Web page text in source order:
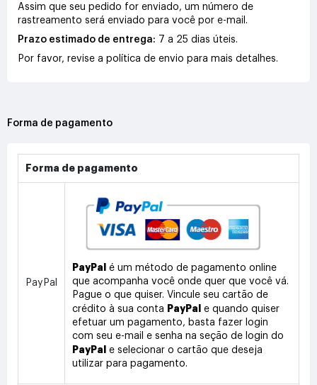
Assim que seu pedido for enviado, um número de
rastreamento será enviado para você por e-mail.
Prazo estimado de entrega: 7 a 25 dias úteis.
Por favor, revise a política de envio para mais detalhes.
Forma de pagamento
Forma de pagamento
PayPal
PayPal
é um método de pagamento online
que acompanha você onde quer que você vá.
Pague o que quiser. Vincule seu cartão de
crédito à sua conta PayPal
e quando quiser
efetuar um pagamento, basta fazer login
com seu e-mail e senha na seção de login do
PayPal
e selecionar o cartão que deseja
utilizar para pagamento.